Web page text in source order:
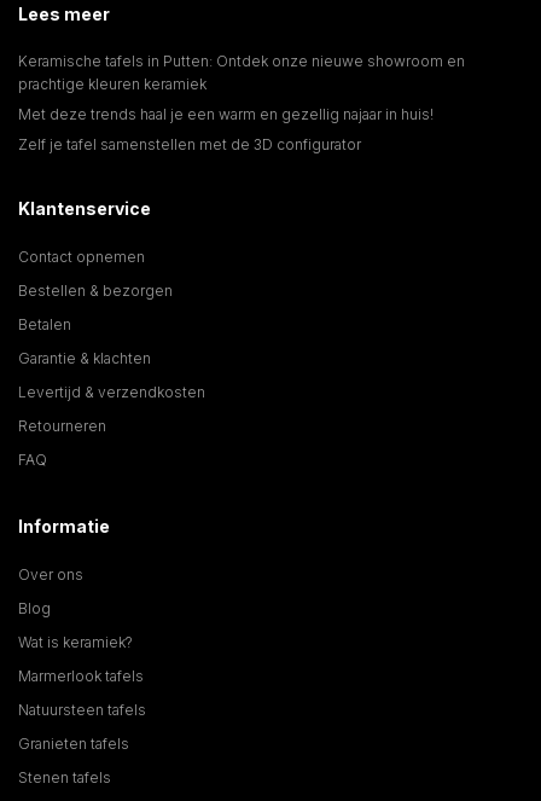
Lees meer
Keramische tafels in Putten: Ontdek onze nieuwe showroom en
prachtige kleuren keramiek
Met deze trends haal je een warm en gezellig najaar in huis!
Zelf je tafel samenstellen met de 3D configurator
Klantenservice
Contact opnemen
Bestellen & bezorgen
Betalen
Garantie & klachten
Levertijd & verzendkosten
Retourneren
FAQ
Informatie
Over ons
Blog
Wat is keramiek?
Marmerlook tafels
Natuursteen tafels
Granieten tafels
Stenen tafels